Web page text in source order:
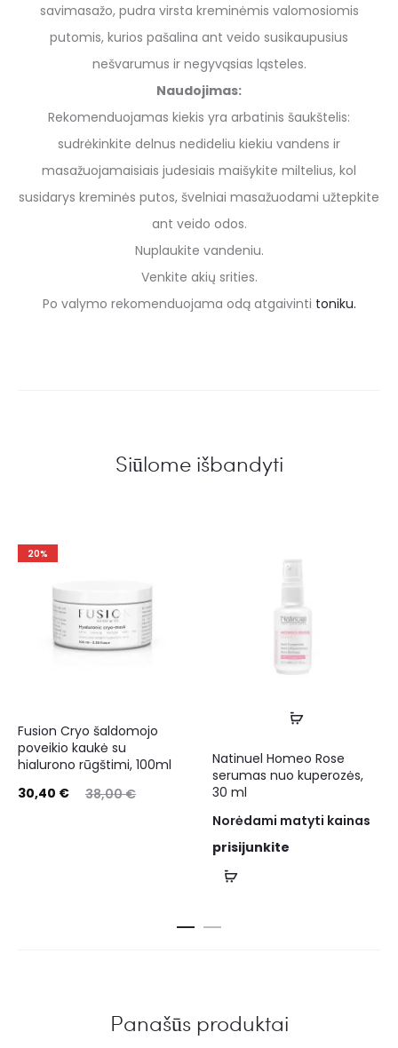
savimasažo, pudra virsta kreminėmis valomosiomis
putomis, kurios pašalina ant veido susikaupusius
nešvarumus ir negyvąsias ląsteles.
Naudojimas:
Rekomenduojamas kiekis yra arbatinis šaukštelis:
sudrėkinkite delnus nedideliu kiekiu vandens ir
masažuojamaisiais judesiais maišykite miltelius, kol
susidarys kreminės putos, švelniai masažuodami užtepkite
ant veido odos.
Nuplaukite vandeniu.
Venkite akių srities.
Po valymo rekomenduojama odą atgaivinti toniku.
Siūlome išbandyti
20%
Fusion Cryo šaldomojo
poveikio kaukė su
hialurono rūgštimi, 100ml
38,00€
30,40 €
Natinuel Homeo Rose
serumas nuo kuperozės,
30 ml
Norėdami matyti kainas
prisijunkite
Panašūs produktai